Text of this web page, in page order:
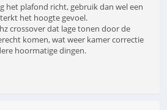
het plafond richt, gebruik dan wel een
het hoogte gevoel.
crossover dat lage tonen door de
komen, wat weer kamer correctie
hoormatige dingen.